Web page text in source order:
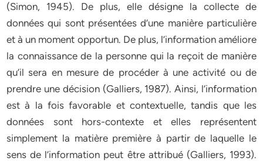
(Simon, 1945). De plus, elle désigne la collecte de
données qui sont présentées d’une manière particulière
et à un moment opportun. De plus, l’information améliore
la connaissance de la personne qui la reçoit de manière
qu’il sera en mesure de procéder à une activité ou de
prendre une décision (Galliers, 1987). Ainsi, l’information
est à la fois favorable et contextuelle, tandis que les
données sont hors-contexte et elles représentent
simplement la matière première à partir de laquelle le
sens de l’information peut être attribué (Galliers, 1993).